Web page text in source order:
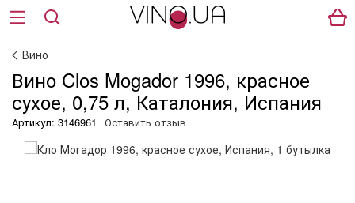
Вино
Вино Clos Mogador 1996, красное
сухое, 0,75 л, Каталония, Испания
Артикул: 3146961 Оставить отзыв